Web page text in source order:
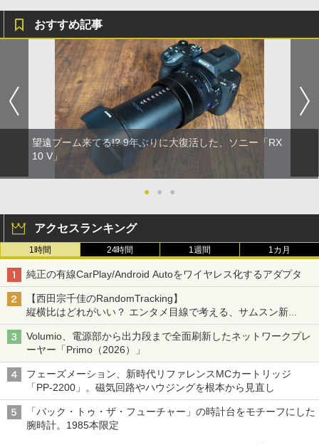
おすすめ記事
望遠ブーム来てる!? 9年ぶりに大復活した、ソニー「RX
10 V」
● ● ●
アクセスランキング
1時間 24時間 1週間 1カ月
純正の有線CarPlay/Android Autoをワイヤレス化するアダプタ
【西田宗千佳のRandomTracking】
縦横比はどれがいい？ エンタメ目線で考える、サムスン新
「Galaxy Z Fold」
Volumio、電源部から出力段まで全面刷新したネットワークプレ
ーヤー「Primo（2026）」
フェーズメーション、新時代リファレンスMCカートリッジ
「PP-2200」。磁気回路やハウジングを根本から見直し
「バック・トゥ・ザ・フューチャー」の時計台をモチーフにした
腕時計。1985本限定